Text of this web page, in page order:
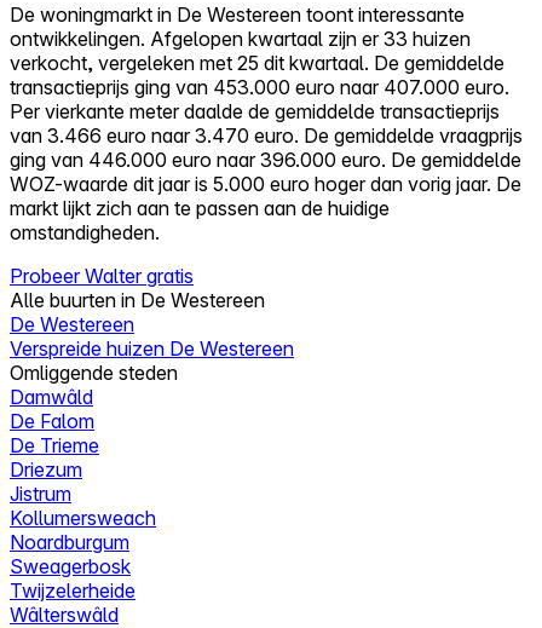
Alles-in-één
Reviews
Prijzen
Log in
Probeer Walter gratis
De woningmarkt in De Westereen toont interessante
ontwikkelingen. Afgelopen kwartaal zijn er 33 huizen
verkocht, vergeleken met 25 dit kwartaal. De gemiddelde
transactieprijs ging van 453.000 euro naar 407.000 euro.
Per vierkante meter daalde de gemiddelde transactieprijs
van 3.466 euro naar 3.470 euro. De gemiddelde vraagprijs
ging van 446.000 euro naar 396.000 euro. De gemiddelde
WOZ-waarde dit jaar is 5.000 euro hoger dan vorig jaar. De
markt lijkt zich aan te passen aan de huidige
omstandigheden.
Probeer Walter gratis
Alle buurten in De Westereen
De Westereen
Verspreide huizen De Westereen
Omliggende steden
Damwâld
De Falom
De Trieme
Driezum
Jistrum
Kollumersweach
Noardburgum
Sweagerbosk
Twijzelerheide
Wâlterswâld